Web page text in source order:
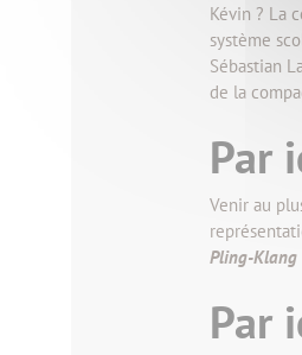
Kévin ? La
système
Sébastian
de la
Par
Venir au
Pling-Klang
Par